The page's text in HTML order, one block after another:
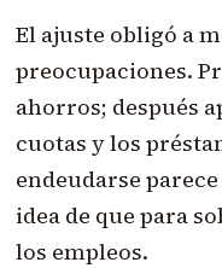
El ajuste obligó a
preocupaciones.
ahorros; después
cuotas y los
endeudarse
idea de que para
los empleos.